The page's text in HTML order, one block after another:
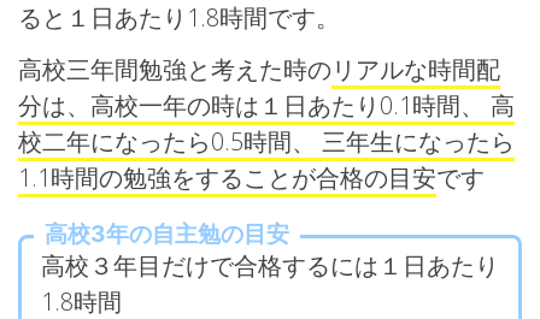
ると１日あたり1.8時間です。
高校三年間勉強と考えた時のリアルな時間配
分は、高校一年の時は１日あたり0.1時間、 高
校二年になったら0.5時間、 三年生になったら
1.1時間の勉強をすることが合格の目安です
高校3年の自主勉の目安
高校３年目だけで合格するには１日あたり
1.8時間